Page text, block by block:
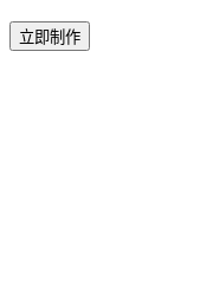
立即制作